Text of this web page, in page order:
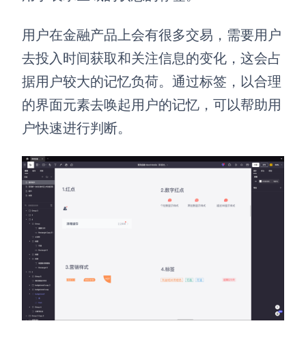
用户在金融产品上会有很多交易，需要用户
去投入时间获取和关注信息的变化，这会占
据用户较大的记忆负荷。通过标签，以合理
的界面元素去唤起用户的记忆，可以帮助用
户快速进行判断。